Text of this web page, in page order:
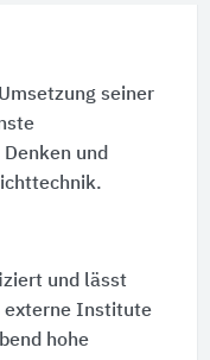
seiner
und
und lässt
externe Institute
hohe